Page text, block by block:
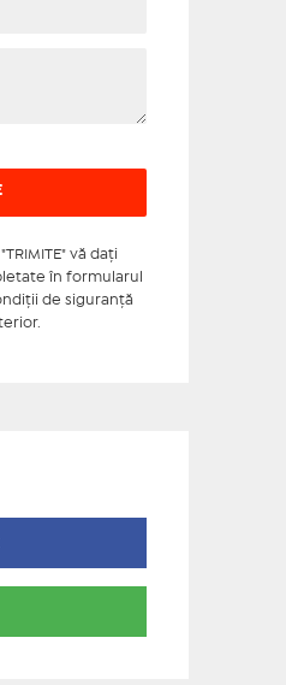
vă daţi
în formularul
de siguranţă